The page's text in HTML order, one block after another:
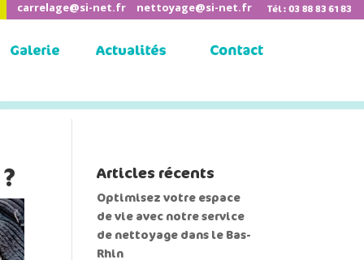
carrelage@si-net.fr nettoyage@si-net.fr
Articles récents
Optimisez votre espace
de vie avec notre service
de nettoyage dans le Bas-
Rhin